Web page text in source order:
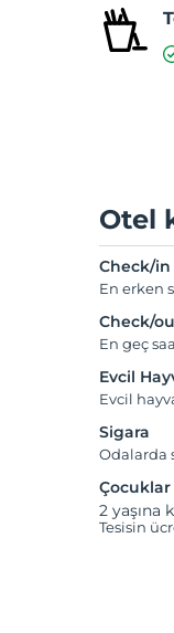
Otel
Check/in
En erken
Check/
En geç
Evcil
Evcil
Sigara
Odalarda
Çocuklar
2 yaşına
Tesisin